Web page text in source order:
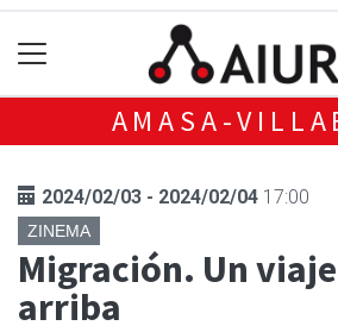
AMASA-
2024/02/03 - 2024/02/04 17:00
ZINEMA
Migración. Un
arriba